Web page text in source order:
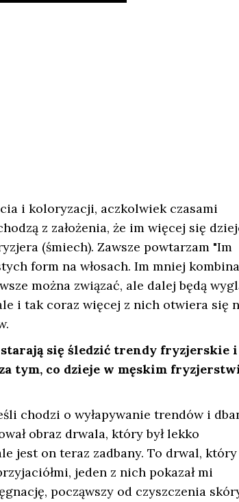
i koloryzacji, aczkolwiek czasami
z założenia, że im więcej się
(śmiech). Zawsze powtarzam "Im
form na włosach. Im mniej
można związać, ale dalej będą
i tak coraz więcej z nich otwiera się
starają się śledzić trendy fryzjerskie i
tym, co dzieje w męskim
chodzi o wyłapywanie trendów i
obraz drwala, który był lekko
jest on teraz zadbany. To drwal, który
jeden z nich pokazał mi
począwszy od czyszczenia